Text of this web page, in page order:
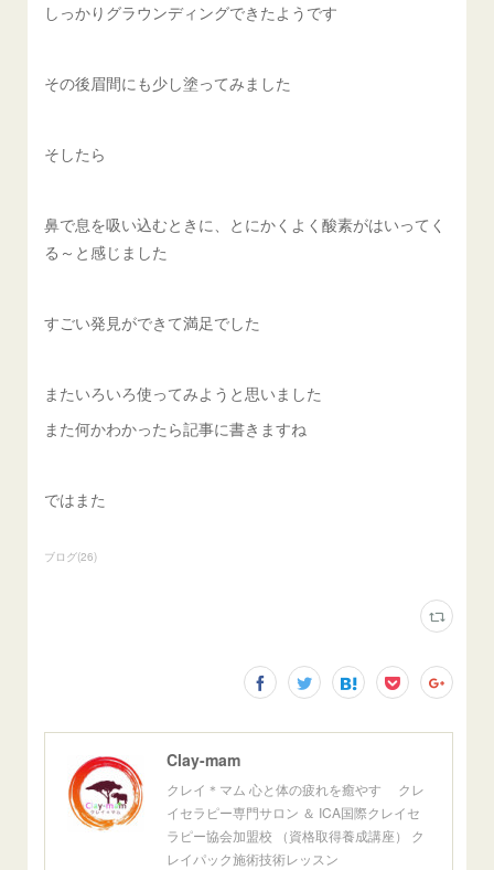
しっかりグラウンディングできたようです
その後眉間にも少し塗ってみました
そしたら
鼻で息を吸い込むときに、とにかくよく酸素がはいってく
る～と感じました
すごい発見ができて満足でした
またいろいろ使ってみようと思いました
また何かわかったら記事に書きますね
ではまた
ブログ(26)
Clay-mam
クレイ＊マム 心と体の疲れを癒やす クレ
イセラピー専門サロン ＆ ICA国際クレイセ
ラピー協会加盟校 （資格取得養成講座） ク
レイパック施術技術レッスン